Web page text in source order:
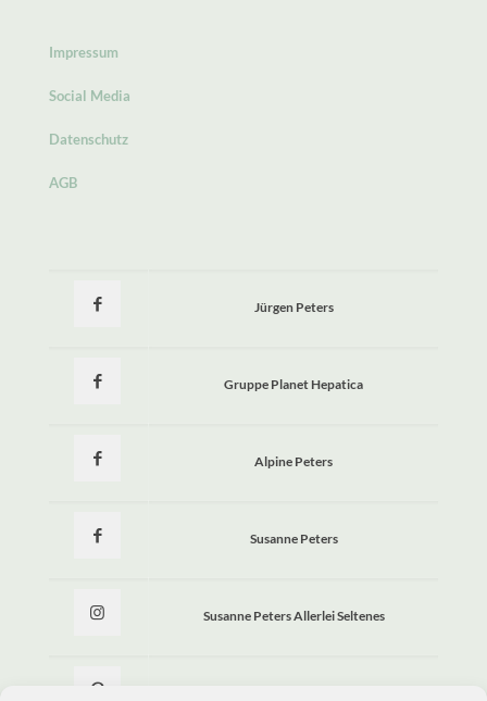
Impressum
Social Media
Datenschutz
AGB
Jürgen Peters
Gruppe Planet Hepatica
Alpine Peters
Susanne Peters
Susanne Peters Allerlei Seltenes